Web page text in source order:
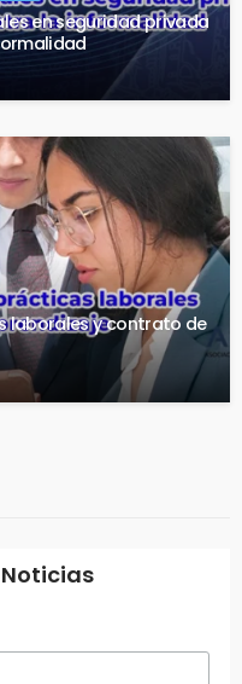
en seguridad privada
laborales y contrato de